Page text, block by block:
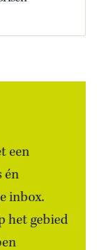
een
én
inbox.
het gebied